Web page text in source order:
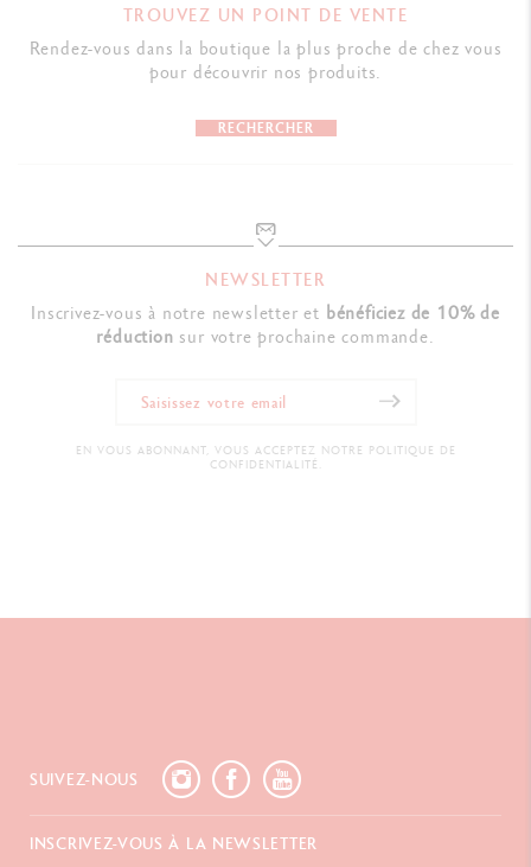
TROUVEZ UN POINT DE VENTE
Rendez-vous dans la boutique la plus proche de chez vous
pour découvrir nos produits.
RECHERCHER
NEWSLETTER
Inscrivez-vous à notre newsletter et bénéficiez de 10% de
réduction sur votre prochaine commande.
EN VOUS ABONNANT, VOUS ACCEPTEZ NOTRE POLITIQUE DE
CONFIDENTIALITÉ.
SUIVEZ-NOUS
INSCRIVEZ-VOUS À LA NEWSLETTER